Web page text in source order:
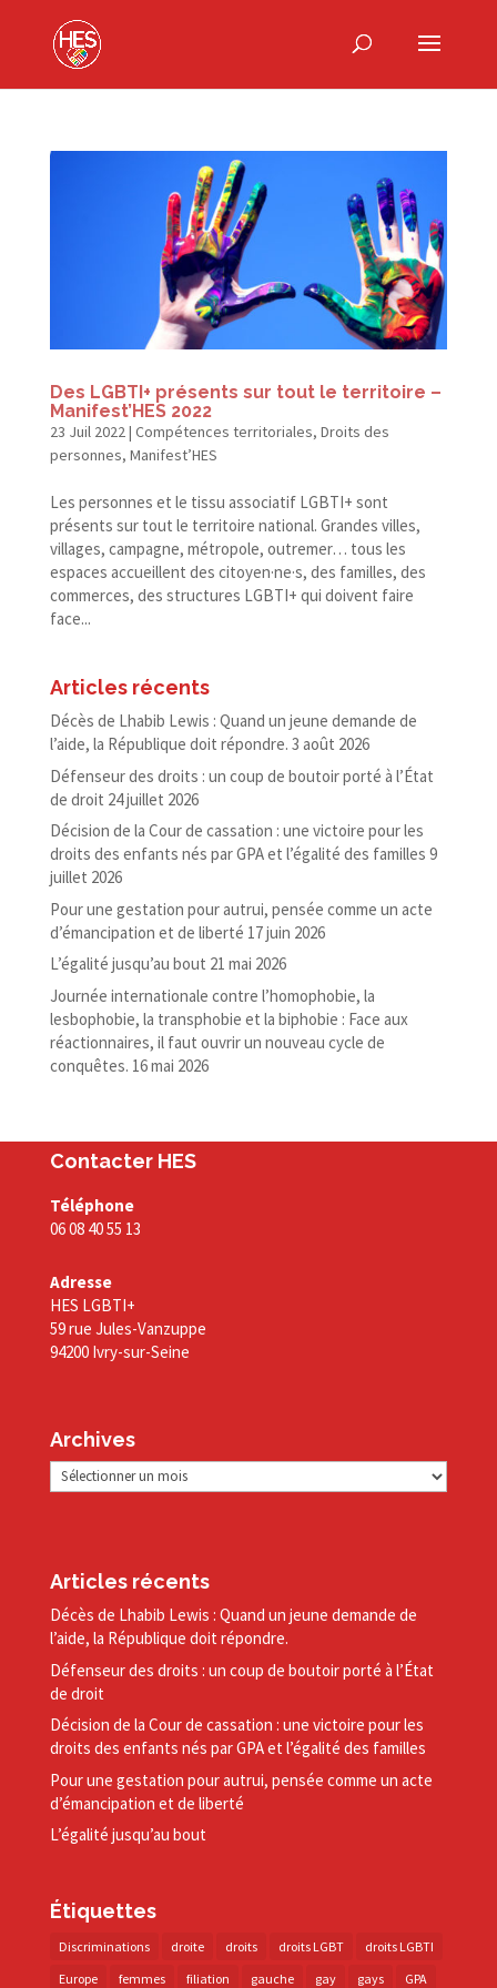
Des LGBTI+ présents sur tout le territoire –
Manifest’HES 2022
23 Juil 2022| Compétences territoriales, Droits des
personnes, Manifest’HES
Les personnes et le tissu associatif LGBTI+ sont
présents sur tout le territoire national. Grandes villes,
villages, campagne, métropole, outremer… tous les
espaces accueillent des citoyen·ne·s, des familles, des
commerces, des structures LGBTI+ qui doivent faire
face...
Articles récents
Décès de Lhabib Lewis : Quand un jeune demande de
l’aide, la République doit répondre. 3 août 2026
Défenseur des droits : un coup de boutoir porté à l’État
de droit 24 juillet 2026
Décision de la Cour de cassation : une victoire pour les
droits des enfants nés par GPA et l’égalité des familles 9
juillet 2026
Pour une gestation pour autrui, pensée comme un acte
d’émancipation et de liberté 17 juin 2026
L’égalité jusqu’au bout 21 mai 2026
Journée internationale contre l’homophobie, la
lesbophobie, la transphobie et la biphobie : Face aux
réactionnaires, il faut ouvrir un nouveau cycle de
conquêtes. 16 mai 2026
Contacter HES
Téléphone
06 08 40 55 13
Adresse
HES LGBTI+
59 rue Jules-Vanzuppe
94200 Ivry-sur-Seine
Archives
Archives
Articles récents
Décès de Lhabib Lewis : Quand un jeune demande de
l’aide, la République doit répondre.
Défenseur des droits : un coup de boutoir porté à l’État
de droit
Décision de la Cour de cassation : une victoire pour les
droits des enfants nés par GPA et l’égalité des familles
Pour une gestation pour autrui, pensée comme un acte
d’émancipation et de liberté
L’égalité jusqu’au bout
Étiquettes
Discriminations droite droits droits LGBT
droits LGBTI
Europe
femmes filiation gauche gay gays GPA